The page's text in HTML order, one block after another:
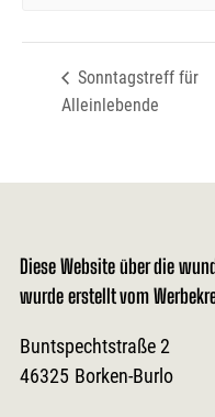
Sonntagstreff für
Alleinlebende
Diese Website über die
wurde erstellt vom
Buntspechtstraße 2
46325 Borken-Burlo